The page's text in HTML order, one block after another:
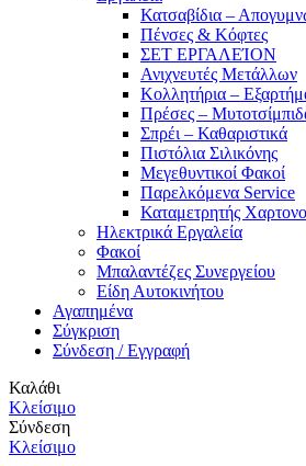
Κατσαβίδια –
Πένσες & Κόφτες
ΣΕΤ ΕΡΓΑΛΕΊΟΝ
Ανιχνευτές Μετάλλων
Κολλητήρια –
Πρέσες –
Σπρέι – Καθαριστικά
Πιστόλια Σιλικόνης
Μεγεθυντικοί Φακοί
Παρελκόμενα Service
Καταμετρητής
Ηλεκτρικά Εργαλεία
Φακοί
Μπαλαντέζες Συνεργείου
Είδη Αυτοκινήτου
Αγαπημένα
Σύγκριση
Σύνδεση / Εγγραφή
Καλάθι
Κλείσιμο
Σύνδεση
Κλείσιμο